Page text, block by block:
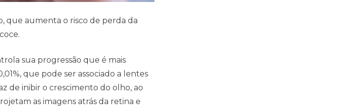
que aumenta o risco de perda da
sua progressão que é mais
que pode ser associado a lentes
de inibir o crescimento do olho, ao
as imagens atrás da retina e